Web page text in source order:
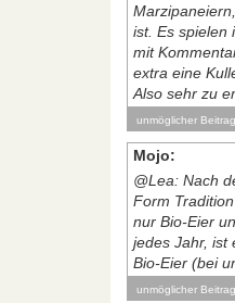
ist. Es spielen
mit
extra eine
Also sehr zu
unmöglicher
Mojo:
@Lea: Nach
Form
nur Bio-Eier
jedes Jahr, ist
Bio-Eier (bei
unmöglicher